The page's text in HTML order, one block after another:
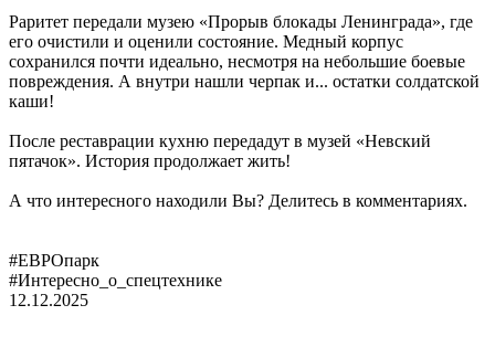
Раритет передали музею «Прорыв блокады Ленинграда», где
его очистили и оценили состояние. Медный корпус
сохранился почти идеально, несмотря на небольшие боевые
повреждения. А внутри нашли черпак и... остатки солдатской
каши!
После реставрации кухню передадут в музей «Невский
пятачок». История продолжает жить!
А что интересного находили Вы? Делитесь в комментариях.
#ЕВРОпарк
#Интересно_о_спецтехнике
12.12.2025